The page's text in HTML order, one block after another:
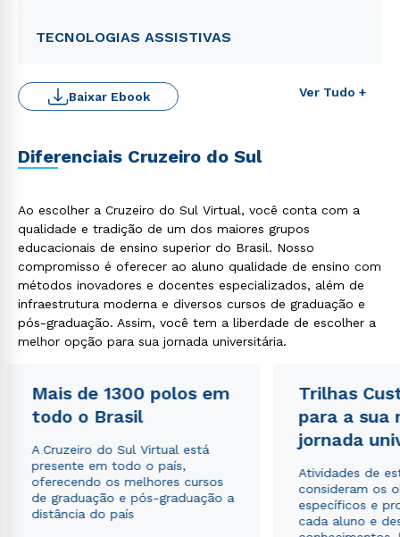
TECNOLOGIAS ASSISTIVAS
Ver Tudo +
Baixar Ebook
Diferenciais Cruzeiro do Sul
Ao escolher a Cruzeiro do Sul Virtual, você conta com a
qualidade e tradição de um dos maiores grupos
educacionais de ensino superior do Brasil. Nosso
compromisso é oferecer ao aluno qualidade de ensino com
métodos inovadores e docentes especializados, além de
infraestrutura moderna e diversos cursos de graduação e
pós-graduação. Assim, você tem a liberdade de escolher a
melhor opção para sua jornada universitária.
Mais de 1300 polos em
todo o Brasil
A Cruzeiro do Sul Virtual está
presente em todo o país,
oferecendo os melhores cursos
de graduação e pós-graduação a
distância do país
Trilhas
para a sua
jornada
Atividades de
consideram os
específicos e
cada aluno e
WhatsApp
ou
autorizo que meus dados sejam utilizados para o
envio de conteúdos da Cruzeiro do Sul.